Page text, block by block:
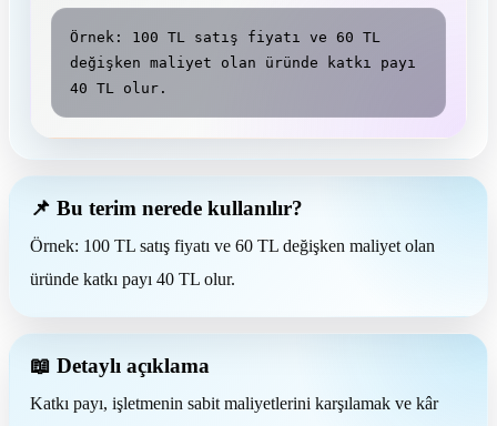
Örnek: 100 TL satış fiyatı ve 60 TL
değişken maliyet olan üründe katkı payı
40 TL olur.
📌 Bu terim nerede kullanılır?
Örnek: 100 TL satış fiyatı ve 60 TL değişken maliyet olan
üründe katkı payı 40 TL olur.
📖 Detaylı açıklama
Katkı payı, işletmenin sabit maliyetlerini karşılamak ve kâr